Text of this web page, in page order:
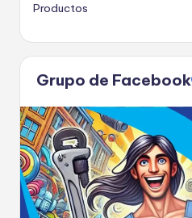
Productos
Grupo de Facebook